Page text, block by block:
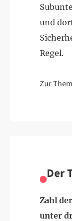
und
Regel.
Zur
Der
Zahl
unter